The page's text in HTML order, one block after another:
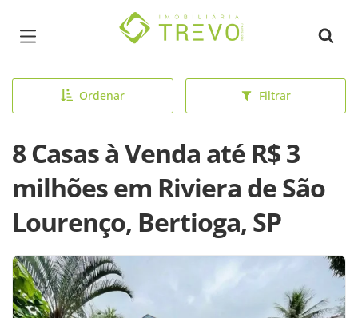
Página inicial
Ordenar Filtrar
8 Casas à Venda até R$ 3
milhões em Riviera de São
Lourenço, Bertioga, SP